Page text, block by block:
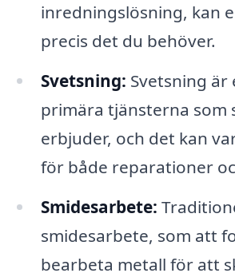
inredningslösning, kan
precis det du behöver.
Svetsning: Svetsning är
primära tjänsterna som
erbjuder, och det kan
för både reparationer
Smidesarbete:
smidesarbete, som att
bearbeta metall för att